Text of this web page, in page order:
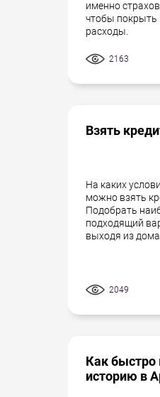
именно
чтобы покрыть
расходы.
2163
Взять
На каких
можно взять
Подобрать
подходящий
выходя из дома.
2049
Как быстро
историю в